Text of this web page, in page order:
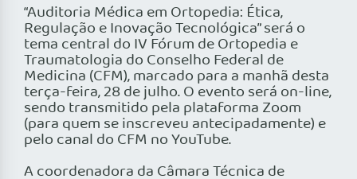
“Auditoria Médica em Ortopedia: Ética,
Regulação e Inovação Tecnológica” será o
tema central do IV Fórum de Ortopedia e
Traumatologia do Conselho Federal de
Medicina (CFM), marcado para a manhã desta
terça-feira, 28 de julho. O evento será on-line,
sendo transmitido pela plataforma Zoom
(para quem se inscreveu antecipadamente) e
pelo canal do CFM no YouTube.
A coordenadora da Câmara Técnica de